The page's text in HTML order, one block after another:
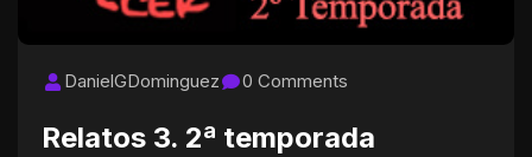
DanielGDominguez 0 Comments
Relatos 3. 2ª temporada